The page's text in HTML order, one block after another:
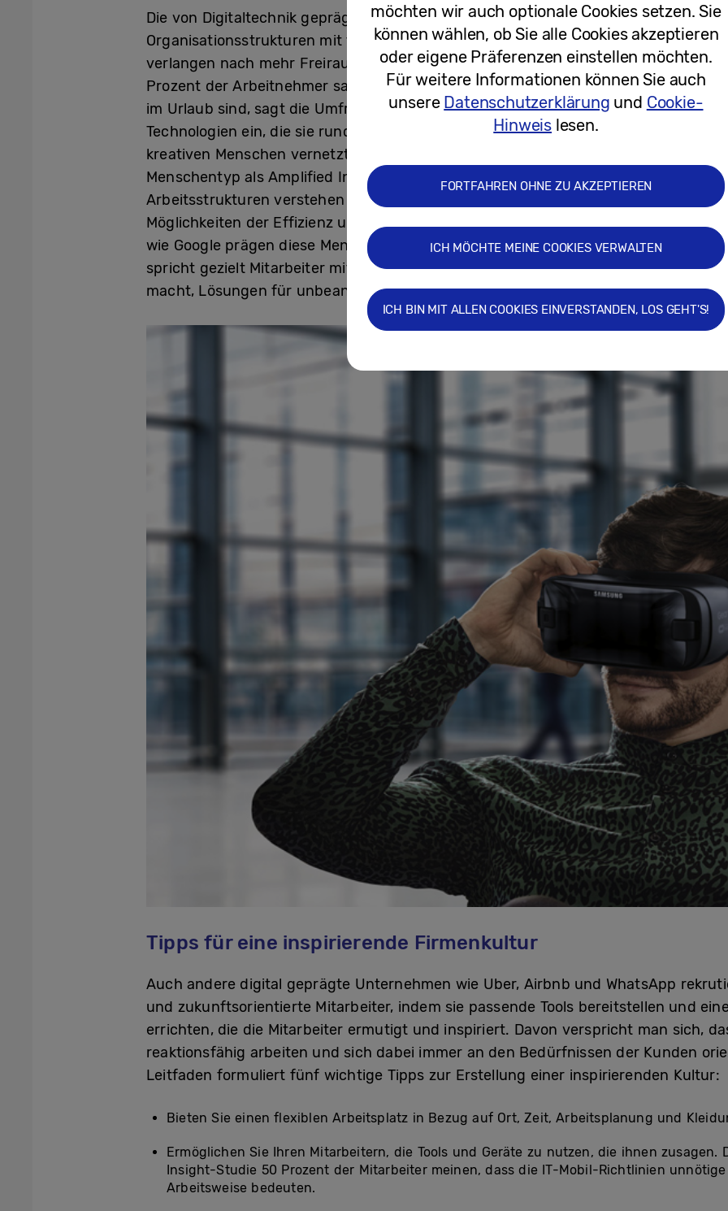
Die von Digitaltechnik geprägten Mitarbeiter lassen sich aber nicht in starre,
Organisationsstrukturen mit festem Arbeitsplatz zwängen, der ihre Präsenz von 9
verlangen nach mehr Freiraum und sind dafür auch bereit, berufliche Aufgaben
Prozent der Arbeitnehmer sagen, sie behalten ihre Arbeit gerne im Auge, während
im Urlaub sind, sagt die Umfrage „Mobile Technology in the Workplace“3 von CCS
Technologien ein, die sie rund um die Uhr und an jedem Ort nutzen können.
kreativen Menschen vernetzt. Die Leiterin des Institute for the Future, Marina
Menschentyp als Amplified Individual. Aktuell erleben wir einen
Arbeitsstrukturen verstehen und definieren. Immer wichtiger wird dabei das
Möglichkeiten der Effizienz und kann auch die Mitarbeiterzufriedenheit steigern.
wie Google prägen diese Menschen die Firmenkultur. Der
spricht gezielt Mitarbeiter mit den von Gorbis beschriebenen Fähigkeiten an. „Wir
macht, Lösungen für unbeantwortete Fragen zu finden“, bringt es Google-
Tipps für eine inspirierende Firmenkultur
Auch andere digital geprägte Unternehmen wie Uber, Airbnb und WhatsApp
und zukunftsorientierte Mitarbeiter, indem sie passende Tools bereitstellen und
errichten, die die Mitarbeiter ermutigt und inspiriert. Davon verspricht man sich,
reaktionsfähig arbeiten und sich dabei immer an den Bedürfnissen der Kunden
Leitfaden formuliert fünf wichtige Tipps zur Erstellung einer inspirierenden Kultur:
Bieten Sie einen flexiblen Arbeitsplatz in Bezug auf Ort, Zeit, Arbeitsplanung und
Ermöglichen Sie Ihren Mitarbeitern, die Tools und Geräte zu nutzen, die ihnen zusagen.
Insight-Studie 50 Prozent der Mitarbeiter meinen, dass die IT-Mobil-Richtlinien
Arbeitsweise bedeuten.
möchten wir auch optionale Cookies setzen. Sie
können wählen, ob Sie alle Cookies akzeptieren
oder eigene Präferenzen einstellen möchten.
Für weitere Informationen können Sie auch
unsere Datenschutzerklärung und Cookie-
Hinweis lesen.
FORTFAHREN OHNE ZU AKZEPTIEREN
ICH MÖCHTE MEINE COOKIES VERWALTEN
ICH BIN MIT ALLEN COOKIES EINVERSTANDEN, LOS GEHT'S!